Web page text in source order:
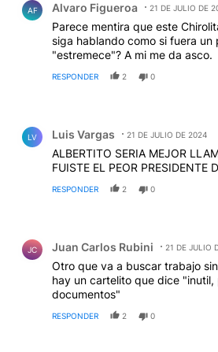
AF Alvaro Figueroa 21 DE JULIO DE
Parece mentira que este
siga hablando como si fuera un
"estremece"? A mi me da asco.
RESPONDER 2 0
LV Luis Vargas 21 DE JULIO DE 2024
ALBERTITO SERIA MEJOR
FUISTE EL PEOR PRESIDENTE
RESPONDER 2 0
JC Juan Carlos Rubini 21 DE JULIO
Otro que va a buscar trabajo
hay un cartelito que dice "inutil,
documentos"
RESPONDER 2 0